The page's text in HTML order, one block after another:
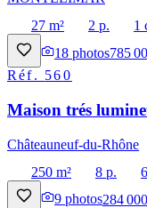
27 m²
2 p.
1
18 photos785
Réf. 560
Maison trés
Châteauneuf-du-Rhône
250 m²
8 p.
9 photos284